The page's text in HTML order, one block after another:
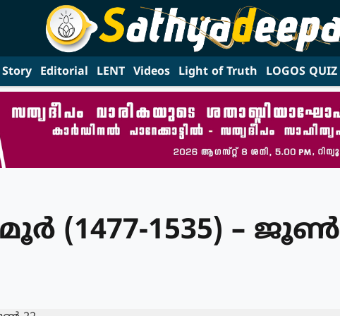
Story Editorial LENT Videos Light of Truth LOGOS QUIZ
(1477-1535) – ജൂണ്‍